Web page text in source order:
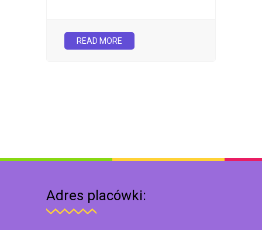
READ MORE
Adres placówki: